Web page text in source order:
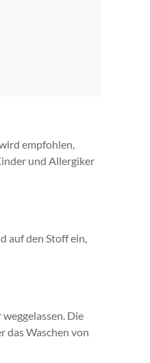
empfohlen,
und Allergiker
auf den Stoff ein,
Die
das Waschen von